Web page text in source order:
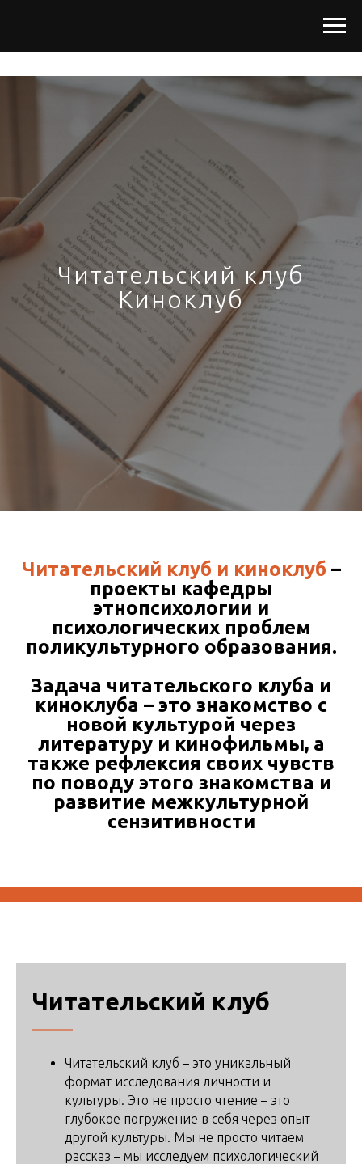
Читательский клуб
Киноклуб
Читательский клуб и киноклуб –
проекты кафедры
этнопсихологии и
психологических проблем
поликультурного образования.
Задача читательского клуба и
киноклуба – это знакомство с
новой культурой через
литературу и кинофильмы, а
также рефлексия своих чувств
по поводу этого знакомства и
развитие межкультурной
сензитивности
Читательский клуб
Читательский клуб – это уникальный
формат исследования личности и
культуры. Это не просто чтение – это
глубокое погружение в себя через опыт
другой культуры. Мы не просто читаем
рассказ – мы исследуем психологический